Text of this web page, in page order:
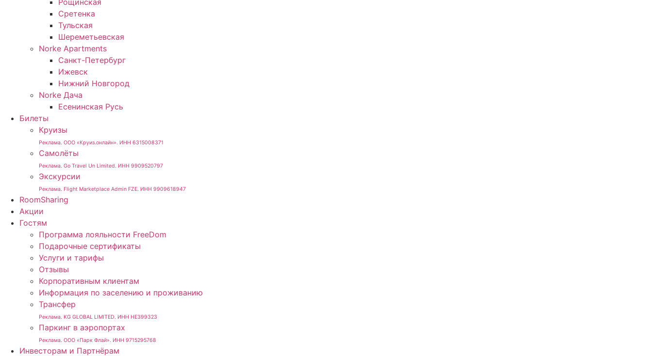
Рощинская
Сретенка
Тульская
Шереметьевская
Norke Apartments
Санкт-Петербург
Ижевск
Нижний Новгород
Norke Дача
Есенинская Русь
Билеты
Круизы
Реклама. ООО «Круиз.онлайн». ИНН 6315008371
Самолёты
Реклама. Go Travel Un Limited. ИНН 9909520797
Экскурсии
Реклама. Flight Marketplace Admin FZE. ИНН 9909618947
RoomSharing
Акции
Гостям
Программа лояльности FreeDom
Подарочные сертификаты
Услуги и тарифы
Отзывы
Корпоративным клиентам
Информация по заселению и проживанию
Трансфер
Реклама. KG GLOBAL LIMITED. ИНН HE399323
Паркинг в аэропортах
Реклама. ООО «Парк Флай». ИНН 9715295768
Инвесторам и Партнёрам